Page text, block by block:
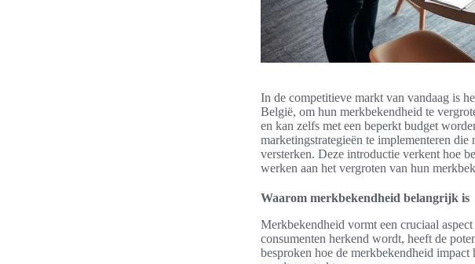
In de competitieve markt van vandaag is
België, om hun merkbekendheid te
en kan zelfs met een beperkt budget
marketingstrategieën te implementeren
versterken. Deze introductie verkent hoe
werken aan het vergroten van hun
Waarom merkbekendheid belangrijk is
Merkbekendheid vormt een cruciaal
consumenten herkend wordt, heeft de
besproken hoe de merkbekendheid